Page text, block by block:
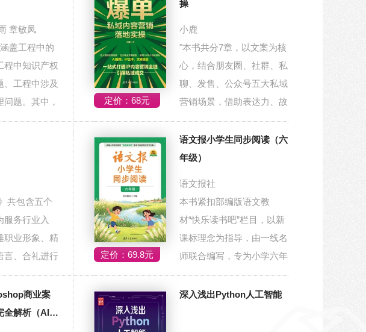
章敏凤
盖工程中的
程中知识产权
、工程中涉及
题。其中，
定价：68元
操
小鹿
"本书共分7章，以文案为核
心，结合朋友圈、社群、私
聊、发售、公众号五大私域
营销场景，借助表达力、故
事力、营销...
共包含五个
服务行业入
职业形象、精
言、合礼进行
...
定价：69.8元
语文报小学生同步阅读（六
年级）
语文报社
本书紧扣部编版语文教
材“快乐读书吧”栏目，以新
课标理念为指导，由一线名
师联合编写，专为小学六年
级学生打造。...
商业案
全解析（AI赋
深入浅出Python人工智能